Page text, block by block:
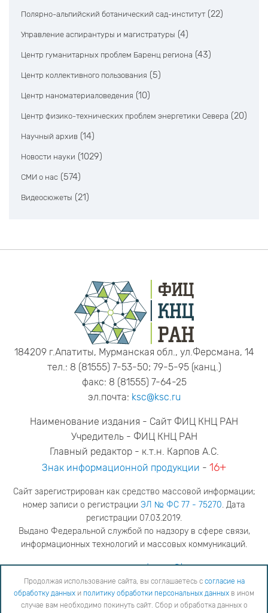
Полярно-альпийский ботанический сад-институт (22)
Управление аспирантуры и магистратуры (4)
Центр гуманитарных проблем Баренц региона (43)
Центр коллективного пользования (5)
Центр наноматериаловедения (10)
Центр физико-технических проблем энергетики Севера (20)
Научный архив (14)
Новости науки (1029)
СМИ о нас (574)
Видеосюжеты (21)
184209 г.Апатиты, Мурманская обл., ул.Ферсмана, 14
тел.: 8 (81555) 7-53-50; 79-5-95 (канц.)
факс: 8 (81555) 7-64-25
эл.почта: ksc@ksc.ru
Наименование издания - Сайт ФИЦ КНЦ РАН
Учредитель - ФИЦ КНЦ РАН
Главный редактор - к.т.н. Карпов А.С.
Знак информационной продукции - 16+
Сайт зарегистрирован как средство массовой информации;
номер записи о регистрации ЭЛ № ФС 77 - 75270. Дата
регистрации 07.03.2019.
Выдано Федеральной службой по надзору в сфере связи,
информационных технологий и массовых коммуникаций.
адрес редакцииya.stogova@ksc.ru
телефон редакции81555-79-516
Продолжая использование сайта, вы соглашаетесь с согласие на обработку данных
обработки персональных данных
в ином случае вам необходимо покинуть сайт. Сбор и обработка
Продолжая использование сайта, вы соглашаетесь с согласие на
обработку данных и политику обработки персональных данных в ином
случае вам необходимо покинуть сайт. Сбор и обработка данных о